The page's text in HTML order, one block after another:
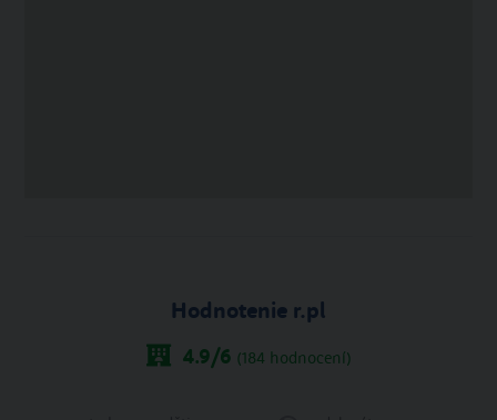
Hodnotenie r.pl
4.9/6 (184 hodnocení)